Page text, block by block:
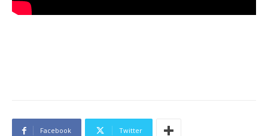
Facebook Twitter